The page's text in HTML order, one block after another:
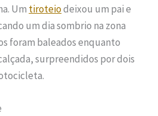
Um tiroteiodeixou um pai e
um dia sombrio na zona
foram baleados enquanto
surpreendidos por dois